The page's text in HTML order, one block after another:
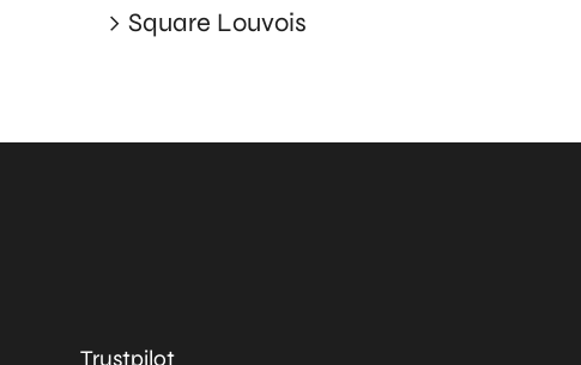
Square Louvois
Trustpilot